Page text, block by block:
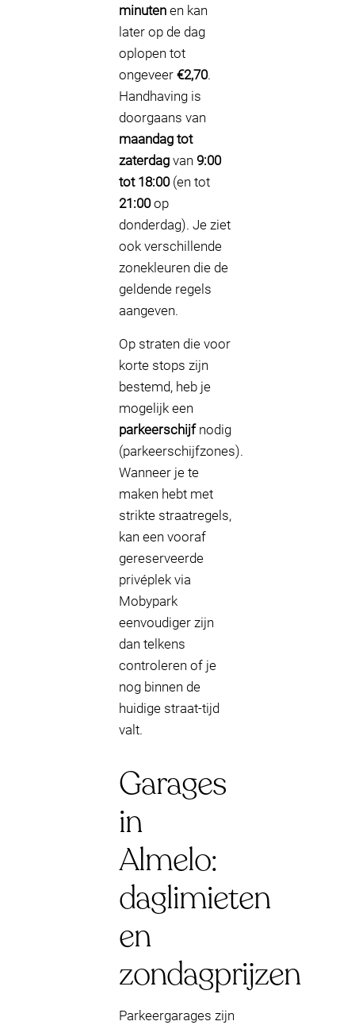
minuten en kan
later op de dag
oplopen tot
ongeveer €2,70.
Handhaving is
doorgaans van
maandag tot
zaterdag van 9:00
tot 18:00(en tot
21:00op
donderdag). Je ziet
ook verschillende
zonekleuren die de
geldende regels
aangeven.
Op straten die voor
korte stops zijn
bestemd, heb je
mogelijk een
parkeerschijfnodig
(parkeerschijfzones).
Wanneer je te
maken hebt met
strikte straatregels,
kan een vooraf
gereserveerde
privéplek via
Mobypark
eenvoudiger zijn
dan telkens
controleren of je
nog binnen de
huidige straat-tijd
valt.
Garages
in
Almelo:
daglimieten
en
zondagprijzen
Parkeergarages zijn